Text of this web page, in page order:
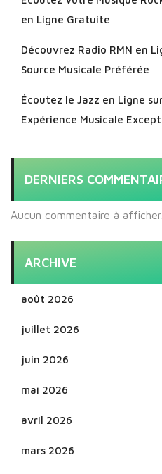
en Ligne Gratuite
Découvrez Radio RMN en
Source Musicale Préférée
Écoutez le Jazz en Ligne
Expérience Musicale
DERNIERS
Aucun commentaire à afficher.
ARCHIVE
août 2026
juillet 2026
juin 2026
mai 2026
avril 2026
mars 2026